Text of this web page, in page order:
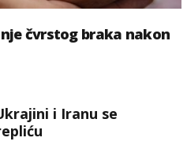
čvrstog braka nakon
i Iranu se